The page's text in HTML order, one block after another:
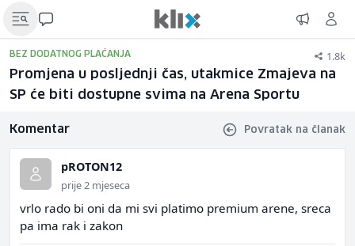
BEZ DODATNOG PLAĆANJA 1.8k
Promjena u posljednji čas, utakmice Zmajeva na
SP će biti dostupne svima na Arena Sportu
Komentar Povratak na članak
pROTON12
prije 2 mjeseca
vrlo rado bi oni da mi svi platimo premium arene, sreca
pa ima rak i zakon